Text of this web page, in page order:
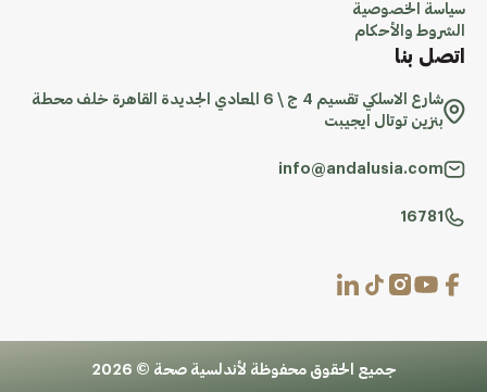
سياسة الخصوصية
الشروط والأحكام
اتصل بنا
شارع الاسلكي تقسيم 4 ج \ 6 المعادي الجديدة القاهرة خلف محطة
بنزين توتال ايجيبت
info@andalusia.com
16781
جميع الحقوق محفوظة لأندلسية صحة © 2026